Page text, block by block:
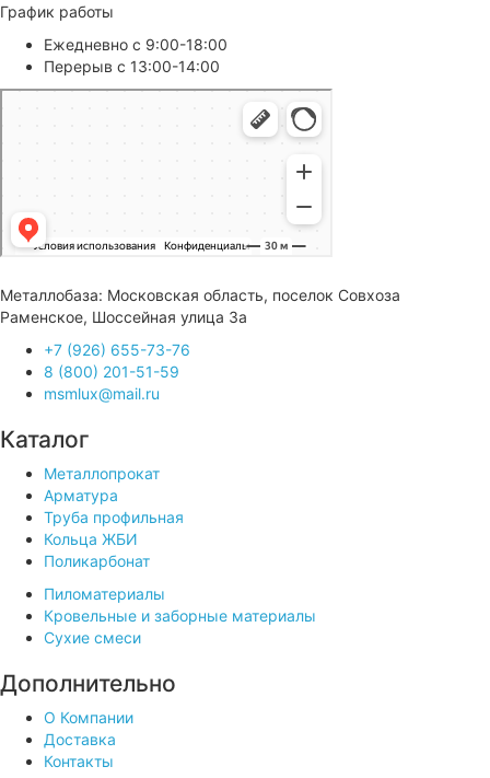
График работы
Ежедневно с 9:00-18:00
Перерыв с 13:00-14:00
Металлобаза: Московская область, поселок Совхоза
Раменское, Шоссейная улица 3а
+7 (926) 655-73-76
8 (800) 201-51-59
msmlux@mail.ru
Каталог
Металлопрокат
Арматура
Труба профильная
Кольца ЖБИ
Поликарбонат
Пиломатериалы
Кровельные и заборные материалы
Сухие смеси
Дополнительно
О Компании
Доставка
Контакты